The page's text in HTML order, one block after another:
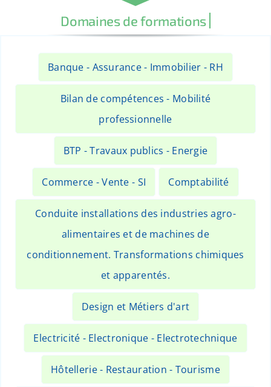
Banque - Assurance - Immobilier - RH
Bilan de compétences - Mobilité
professionnelle
BTP - Travaux publics - Energie
Commerce - Vente - SI Comptabilité
Conduite installations des industries agro-
alimentaires et de machines de
conditionnement. Transformations chimiques
et apparentés.
Design et Métiers d'art
Electricité - Electronique - Electrotechnique
Hôtellerie - Restauration - Tourisme